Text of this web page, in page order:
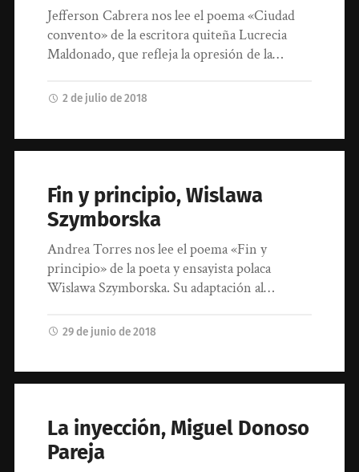
Jefferson Cabrera nos lee el poema «Ciudad
convento» de la escritora quiteña Lucrecia
Maldonado, que refleja la opresión de la…
2 de julio de 2018
Fin y principio, Wislawa
Szymborska
Andrea Torres nos lee el poema «Fin y
principio» de la poeta y ensayista polaca
Wislawa Szymborska. Su adaptación al…
29 de junio de 2018
La inyección, Miguel Donoso
Pareja